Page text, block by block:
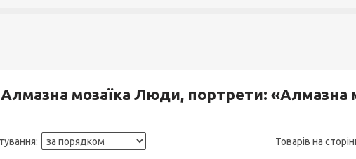
Алмазна мозаїка Люди, портрети: «Алмазна